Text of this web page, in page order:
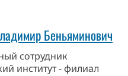
Беньяминович
сотрудник
институт - филиал